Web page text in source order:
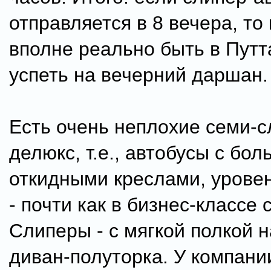
отправляется в 8 вечера, то
вполне реально быть в
успеть на вечерний даршан.
Есть очень неплохие семи-
делюкс, т.е., автобусы с
откидными креслами,
- почти как в бизнес-классе
Слиперы - с мягкой полкой
диван-полуторка. У